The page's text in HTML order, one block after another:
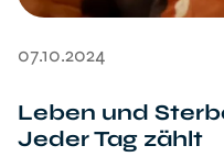
07.10.2024
Leben und
Jeder Tag zählt